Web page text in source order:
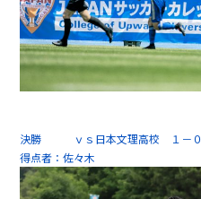
決勝 ｖｓ日本文理高校 １－０
得点者：佐々木